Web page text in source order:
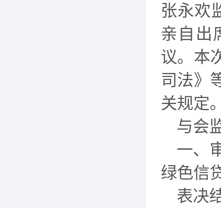
张永欢
亲自出
议。本
司法》
关规定
与会
一、
绿色信
表决